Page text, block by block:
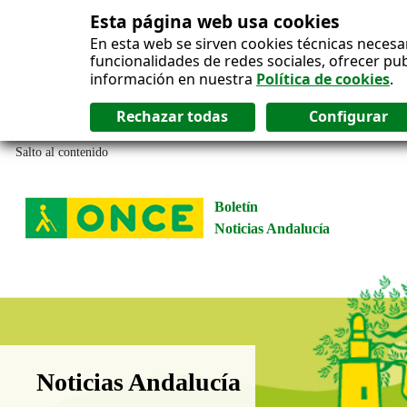
Esta página web usa cookies
En esta web se sirven cookies técnicas
funcionalidades de redes sociales, ofrecer
información en nuestra Política de cookies.
Salto al contenido
Boletín
Noticias Andalucía
Boletín Noticias Andalucía
Noticias Andalucía